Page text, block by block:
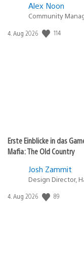
Alex Noon
Community
Veröffentlichungsdatum:
4. Aug 2026 114
Erste Einblicke in das
Mafia: The Old Country
Josh Zammit
Design Director,
Veröffentlichungsdatum:
4. Aug 2026 89